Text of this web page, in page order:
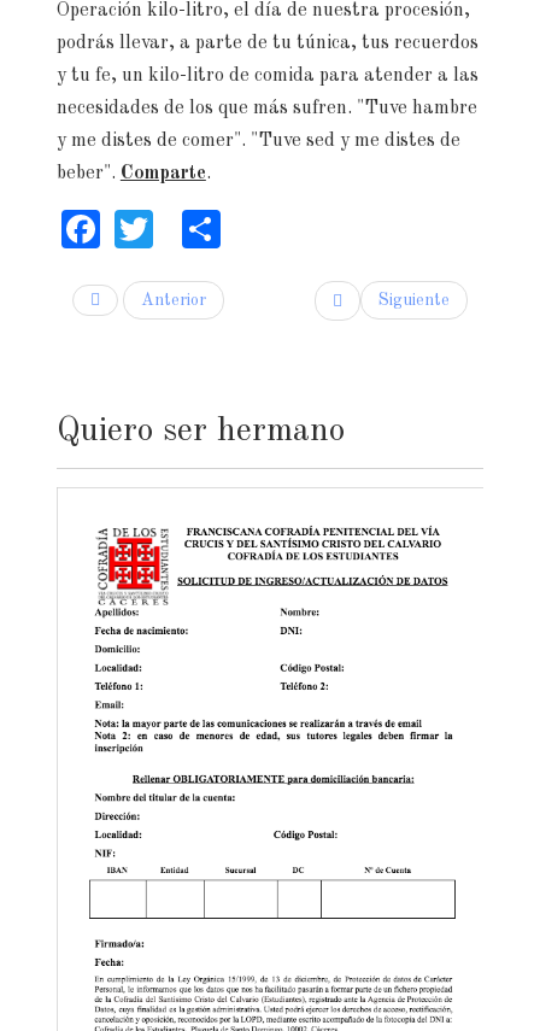
Operación kilo-litro, el día de nuestra procesión,
podrás llevar, a parte de tu túnica, tus recuerdos
y tu fe, un kilo-litro de comida para atender a las
necesidades de los que más sufren. "Tuve hambre
y me distes de comer". "Tuve sed y me distes de
beber". Comparte.
Facebook
Twitter
Anterior Siguiente
Quiero ser hermano